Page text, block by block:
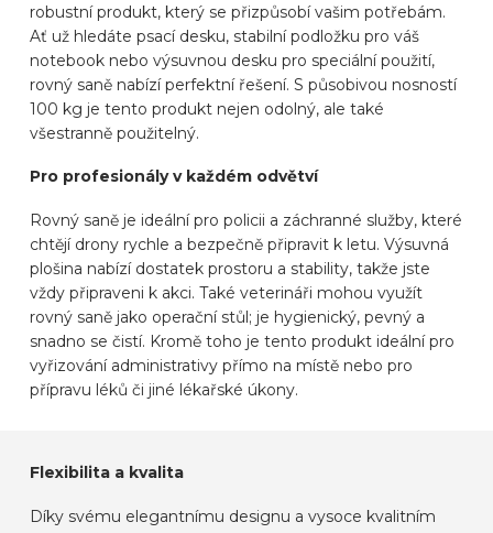
robustní produkt, který se přizpůsobí vašim potřebám.
Ať už hledáte psací desku, stabilní podložku pro váš
notebook nebo výsuvnou desku pro speciální použití,
rovný saně nabízí perfektní řešení. S působivou nosností
100 kg je tento produkt nejen odolný, ale také
všestranně použitelný.
Pro profesionály v každém odvětví
Rovný saně je ideální pro policii a záchranné služby, které
chtějí drony rychle a bezpečně připravit k letu. Výsuvná
plošina nabízí dostatek prostoru a stability, takže jste
vždy připraveni k akci. Také veterináři mohou využít
rovný saně jako operační stůl; je hygienický, pevný a
snadno se čistí. Kromě toho je tento produkt ideální pro
vyřizování administrativy přímo na místě nebo pro
přípravu léků či jiné lékařské úkony.
Flexibilita a kvalita
Díky svému elegantnímu designu a vysoce kvalitním